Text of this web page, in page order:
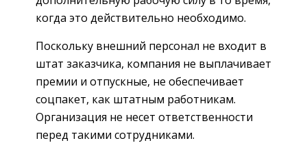
когда это действительно необходимо.
Поскольку внешний персонал не входит в
штат заказчика, компания не выплачивает
премии и отпускные, не обеспечивает
соцпакет, как штатным работникам.
Организация не несет ответственности
перед такими сотрудниками.